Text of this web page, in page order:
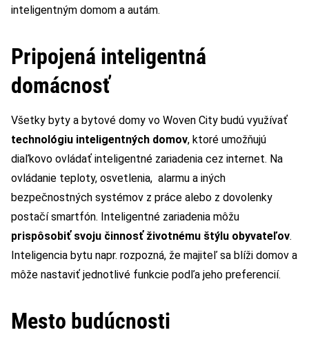
inteligentným domom a autám.
Pripojená inteligentná
domácnosť
Všetky byty a bytové domy vo Woven City budú využívať
technológiu inteligentných domov, ktoré umožňujú
diaľkovo ovládať inteligentné zariadenia cez internet. Na
ovládanie teploty, osvetlenia, alarmu a iných
bezpečnostných systémov z práce alebo z dovolenky
postačí smartfón. Inteligentné zariadenia môžu
prispôsobiť svoju činnosť životnému štýlu obyvateľov.
Inteligencia bytu napr. rozpozná, že majiteľ sa blíži domov a
môže nastaviť jednotlivé funkcie podľa jeho preferencií.
Mesto budúcnosti